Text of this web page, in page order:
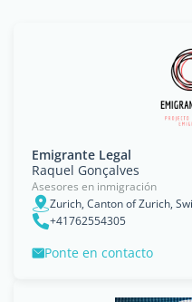
Emigrante Legal
Raquel Gonçalves
Asesores en inmigración
Zurich, Canton of Zurich,
+41762554305
Ponte en contacto